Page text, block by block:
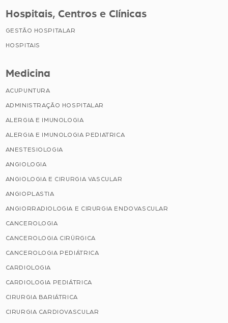
Hospitais, Centros e Clínicas
GESTÃO HOSPITALAR
HOSPITAIS
Medicina
ACUPUNTURA
ADMINISTRAÇÃO HOSPITALAR
ALERGIA E IMUNOLOGIA
ALERGIA E IMUNOLOGIA PEDIATRICA
ANESTESIOLOGIA
ANGIOLOGIA
ANGIOLOGIA E CIRURGIA VASCULAR
ANGIOPLASTIA
ANGIORRADIOLOGIA E CIRURGIA ENDOVASCULAR
CANCEROLOGIA
CANCEROLOGIA CIRÚRGICA
CANCEROLOGIA PEDIÁTRICA
CARDIOLOGIA
CARDIOLOGIA PEDIÁTRICA
CIRURGIA BARIÁTRICA
CIRURGIA CARDIOVASCULAR